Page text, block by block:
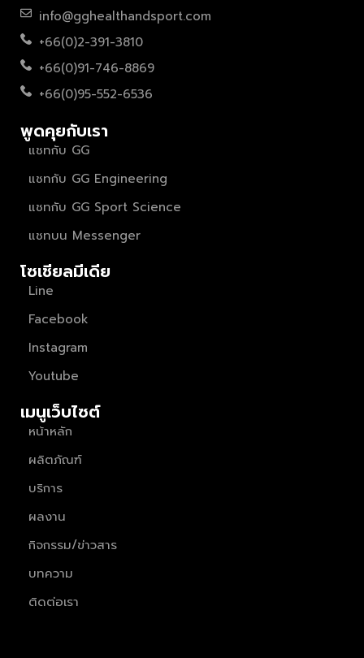
info@gghealthandsport.com
+66(0)2-391-3810
+66(0)91-746-8869
+66(0)95-552-6536
พูดคุยกับเรา
แชทกับ GG
แชทกับ GG Engineering
แชทกับ GG Sport Science
แชทบน Messenger
โซเชียลมีเดีย
Line
Facebook
Instagram
Youtube
เมนูเว็บไซต์
หน้าหลัก
ผลิตภัณฑ์
บริการ
ผลงาน
กิจกรรม/ข่าวสาร
บทความ
ติดต่อเรา